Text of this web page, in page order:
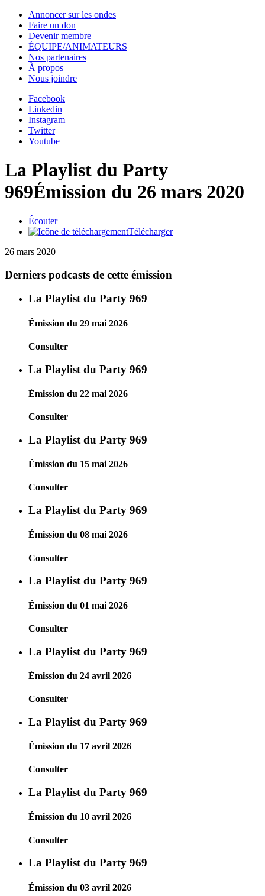
Annoncer sur les ondes
Faire un don
Devenir membre
ÉQUIPE/ANIMATEURS
Nos partenaires
À propos
Nous joindre
Facebook
Linkedin
Instagram
Twitter
Youtube
La Playlist du Party
969Émission du 26 mars 2020
Écouter
Télécharger
26 mars 2020
Derniers podcasts de cette émission
La Playlist du Party 969
Émission du 29 mai 2026
Consulter
La Playlist du Party 969
Émission du 22 mai 2026
Consulter
La Playlist du Party 969
Émission du 15 mai 2026
Consulter
La Playlist du Party 969
Émission du 08 mai 2026
Consulter
La Playlist du Party 969
Émission du 01 mai 2026
Consulter
La Playlist du Party 969
Émission du 24 avril 2026
Consulter
La Playlist du Party 969
Émission du 17 avril 2026
Consulter
La Playlist du Party 969
Émission du 10 avril 2026
Consulter
La Playlist du Party 969
Émission du 03 avril 2026